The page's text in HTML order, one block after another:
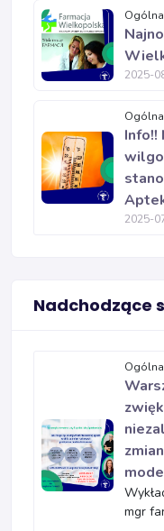
Ogólna
2025-
Ogólna
Info!!
2025-
Nadchodzące
Ogólna
mgr